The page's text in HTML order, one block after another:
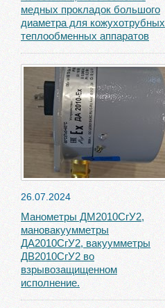
медных прокладок большого
диаметра для кожухотрубных
теплообменных аппаратов
26.07.2024
Манометры ДМ2010СгУ2,
мановакуумметры
ДА2010СгУ2, вакуумметры
ДВ2010СгУ2 во
взрывозащищенном
исполнение.